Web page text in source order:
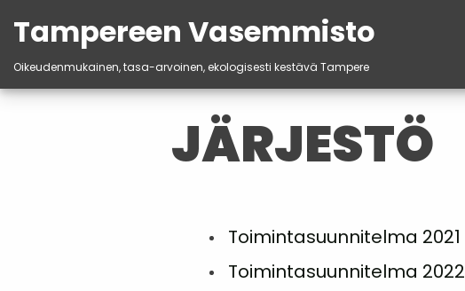
Tampereen Vasemmisto
Oikeudenmukainen, tasa-arvoinen, ekologisesti kestävä Tampere
JÄRJESTÖ
Toimintasuunnitelma 2021
Toimintasuunnitelma 2022